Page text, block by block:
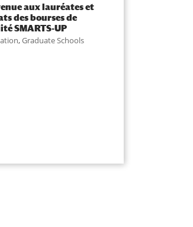
aux lauréates et
des bourses de
SMARTS-UP
,Graduate Schools